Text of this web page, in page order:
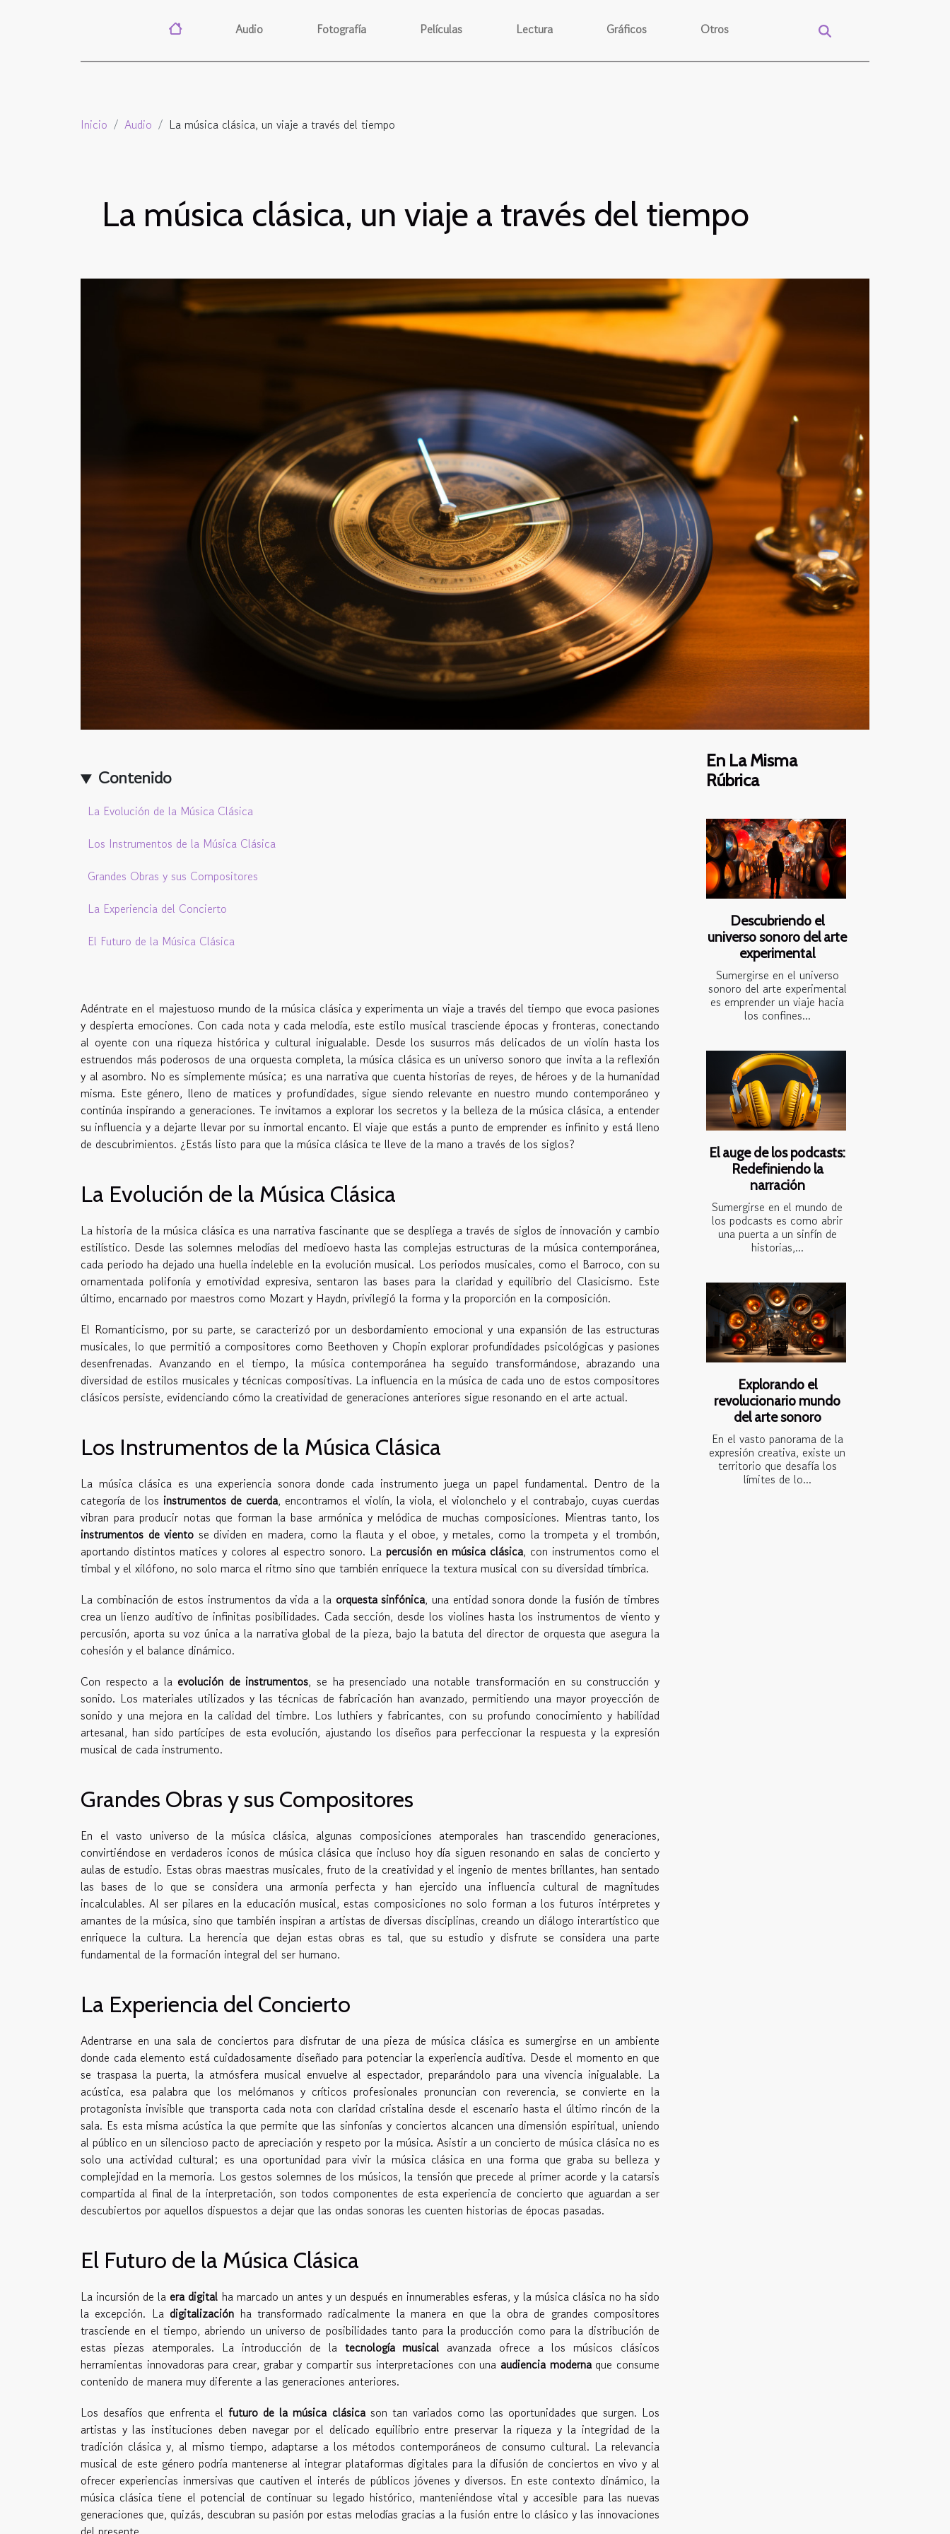
Audio Fotografía Películas Lectura Gráficos Otros
Inicio Audio La música clásica, un viaje a través del tiempo
La música clásica, un viaje a través del tiempo
Contenido
La Evolución de la Música Clásica
Los Instrumentos de la Música Clásica
Grandes Obras y sus Compositores
La Experiencia del Concierto
El Futuro de la Música Clásica
Adéntrate en el majestuoso mundo de la música clásica y experimenta un viaje a través del tiempo que evoca pasiones
y despierta emociones. Con cada nota y cada melodía, este estilo musical trasciende épocas y fronteras, conectando
al oyente con una riqueza histórica y cultural inigualable. Desde los susurros más delicados de un violín hasta los
estruendos más poderosos de una orquesta completa, la música clásica es un universo sonoro que invita a la reflexión
y al asombro. No es simplemente música; es una narrativa que cuenta historias de reyes, de héroes y de la humanidad
misma. Este género, lleno de matices y profundidades, sigue siendo relevante en nuestro mundo contemporáneo y
continúa inspirando a generaciones. Te invitamos a explorar los secretos y la belleza de la música clásica, a entender
su influencia y a dejarte llevar por su inmortal encanto. El viaje que estás a punto de emprender es infinito y está lleno
de descubrimientos. ¿Estás listo para que la música clásica te lleve de la mano a través de los siglos?
La Evolución de la Música Clásica
La historia de la música clásica es una narrativa fascinante que se despliega a través de siglos de innovación y cambio
estilístico. Desde las solemnes melodías del medioevo hasta las complejas estructuras de la música contemporánea,
cada periodo ha dejado una huella indeleble en la evolución musical. Los periodos musicales, como el Barroco, con su
ornamentada polifonía y emotividad expresiva, sentaron las bases para la claridad y equilibrio del Clasicismo. Este
último, encarnado por maestros como Mozart y Haydn, privilegió la forma y la proporción en la composición.
El Romanticismo, por su parte, se caracterizó por un desbordamiento emocional y una expansión de las estructuras
musicales, lo que permitió a compositores como Beethoven y Chopin explorar profundidades psicológicas y pasiones
desenfrenadas. Avanzando en el tiempo, la música contemporánea ha seguido transformándose, abrazando una
diversidad de estilos musicales y técnicas compositivas. La influencia en la música de cada uno de estos compositores
clásicos persiste, evidenciando cómo la creatividad de generaciones anteriores sigue resonando en el arte actual.
Los Instrumentos de la Música Clásica
La música clásica es una experiencia sonora donde cada instrumento juega un papel fundamental. Dentro de la
categoría de los instrumentos de cuerda, encontramos el violín, la viola, el violonchelo y el contrabajo, cuyas cuerdas
vibran para producir notas que forman la base armónica y melódica de muchas composiciones. Mientras tanto, los
instrumentos de viento se dividen en madera, como la flauta y el oboe, y metales, como la trompeta y el trombón,
aportando distintos matices y colores al espectro sonoro. La percusión en música clásica, con instrumentos como el
timbal y el xilófono, no solo marca el ritmo sino que también enriquece la textura musical con su diversidad tímbrica.
La combinación de estos instrumentos da vida a la orquesta sinfónica, una entidad sonora donde la fusión de timbres
crea un lienzo auditivo de infinitas posibilidades. Cada sección, desde los violines hasta los instrumentos de viento y
percusión, aporta su voz única a la narrativa global de la pieza, bajo la batuta del director de orquesta que asegura la
cohesión y el balance dinámico.
Con respecto a la evolución de instrumentos, se ha presenciado una notable transformación en su construcción y
sonido. Los materiales utilizados y las técnicas de fabricación han avanzado, permitiendo una mayor proyección de
sonido y una mejora en la calidad del timbre. Los luthiers y fabricantes, con su profundo conocimiento y habilidad
artesanal, han sido partícipes de esta evolución, ajustando los diseños para perfeccionar la respuesta y la expresión
musical de cada instrumento.
Grandes Obras y sus Compositores
En el vasto universo de la música clásica, algunas composiciones atemporales han trascendido generaciones,
convirtiéndose en verdaderos iconos de música clásica que incluso hoy día siguen resonando en salas de concierto y
aulas de estudio. Estas obras maestras musicales, fruto de la creatividad y el ingenio de mentes brillantes, han sentado
las bases de lo que se considera una armonía perfecta y han ejercido una influencia cultural de magnitudes
incalculables. Al ser pilares en la educación musical, estas composiciones no solo forman a los futuros intérpretes y
amantes de la música, sino que también inspiran a artistas de diversas disciplinas, creando un diálogo interartístico que
enriquece la cultura. La herencia que dejan estas obras es tal, que su estudio y disfrute se considera una parte
fundamental de la formación integral del ser humano.
La Experiencia del Concierto
Adentrarse en una sala de conciertos para disfrutar de una pieza de música clásica es sumergirse en un ambiente
donde cada elemento está cuidadosamente diseñado para potenciar la experiencia auditiva. Desde el momento en que
se traspasa la puerta, la atmósfera musical envuelve al espectador, preparándolo para una vivencia inigualable. La
acústica, esa palabra que los melómanos y críticos profesionales pronuncian con reverencia, se convierte en la
protagonista invisible que transporta cada nota con claridad cristalina desde el escenario hasta el último rincón de la
sala. Es esta misma acústica la que permite que las sinfonías y conciertos alcancen una dimensión espiritual, uniendo
al público en un silencioso pacto de apreciación y respeto por la música. Asistir a un concierto de música clásica no es
solo una actividad cultural; es una oportunidad para vivir la música clásica en una forma que graba su belleza y
complejidad en la memoria. Los gestos solemnes de los músicos, la tensión que precede al primer acorde y la catarsis
compartida al final de la interpretación, son todos componentes de esta experiencia de concierto que aguardan a ser
descubiertos por aquellos dispuestos a dejar que las ondas sonoras les cuenten historias de épocas pasadas.
El Futuro de la Música Clásica
La incursión de la era digital ha marcado un antes y un después en innumerables esferas, y la música clásica no ha sido
la excepción. La digitalización ha transformado radicalmente la manera en que la obra de grandes compositores
trasciende en el tiempo, abriendo un universo de posibilidades tanto para la producción como para la distribución de
estas piezas atemporales. La introducción de la tecnología musical avanzada ofrece a los músicos clásicos
herramientas innovadoras para crear, grabar y compartir sus interpretaciones con una audiencia modernaque consume
contenido de manera muy diferente a las generaciones anteriores.
Los desafíos que enfrenta elfuturo de la música clásicason tan variados como las oportunidades que surgen. Los
artistas y las instituciones deben navegar por el delicado equilibrio entre preservar la riqueza y la integridad de la
tradición clásica y, al mismo tiempo, adaptarse a los métodos contemporáneos de consumo cultural. La relevancia
musical de este género podría mantenerse al integrar plataformas digitales para la difusión de conciertos en vivo y al
ofrecer experiencias inmersivas que cautiven el interés de públicos jóvenes y diversos. En este contexto dinámico, la
música clásica tiene el potencial de continuar su legado histórico, manteniéndose vital y accesible para las nuevas
generaciones que, quizás, descubran su pasión por estas melodías gracias a la fusión entre lo clásico y las innovaciones
En La Misma
Rúbrica
Descubriendo el
universo sonoro del arte
experimental
Sumergirse en el universo
sonoro del arte experimental
es emprender un viaje hacia
los confines...
El auge de los podcasts:
Redefiniendo la
narración
Sumergirse en el mundo de
los podcasts es como abrir
una puerta a un sinfín de
historias,...
Explorando el
revolucionario mundo
del arte sonoro
En el vasto panorama de la
expresión creativa, existe un
territorio que desafía los
límites de lo...